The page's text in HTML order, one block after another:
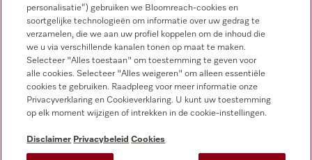
Disclaimer
Algemene voorwaarden en informatie
Privacybeleid
Gebruiksvoorwaarden
Toegankelijkheidsverklaring
Digital Services Act
personalisatie“) gebruiken we Bloomreach-cookies en
soortgelijke technologieën om informatie over uw gedrag te
verzamelen, die we aan uw profiel koppelen om de inhoud die
we u via verschillende kanalen tonen op maat te maken.
Selecteer "Alles toestaan" om toestemming te geven voor
alle cookies. Selecteer "Alles weigeren" om alleen essentiële
cookies te gebruiken. Raadpleeg voor meer informatie onze
Privacyverklaring en Cookieverklaring. U kunt uw toestemming
op elk moment wijzigen of intrekken in de cookie-instellingen.
Disclaimer Privacybeleid Cookies